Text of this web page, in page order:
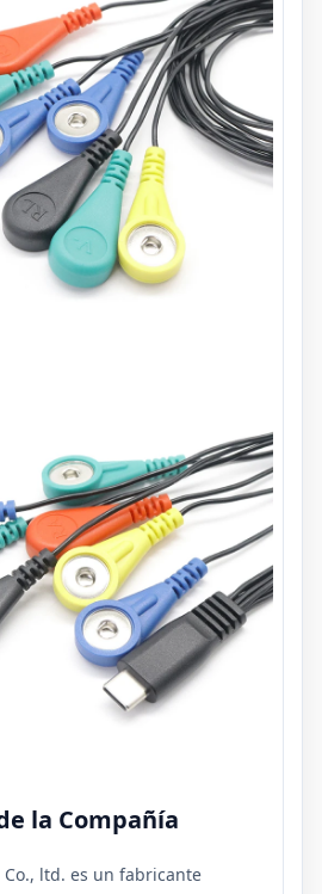
la Compañía
ltd. es un fabricante